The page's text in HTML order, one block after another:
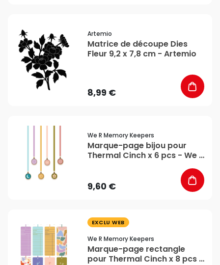
Artemio
Matrice de découpe Dies
Fleur 9,2 x 7,8 cm - Artemio
8,99 €
We R Memory Keepers
Marque-page bijou pour
Thermal Cinch x 6 pcs - We R
9,60 €
EXCLU WEB
We R Memory Keepers
Marque-page rectangle
pour Thermal Cinch x 8 pcs -